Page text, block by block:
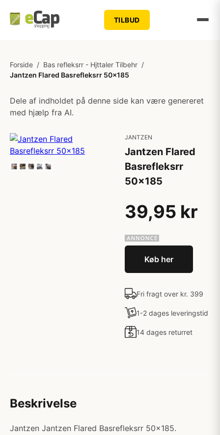
TILBUD
Forside / Bas refleksrr - Hjttaler Tilbehr /
Jantzen Flared Basrefleksrr 50x185
Dele af indholdet på denne side kan være genereret
med hjælp fra AI.
JANTZEN
Jantzen Flared
Basrefleksrr
50x185
39,95 kr
Køb her
Fri fragt over kr. 399
1-2 dages leveringstid
14 dages returret
Beskrivelse
Jantzen Jantzen Flared Basrefleksrr 50x185.